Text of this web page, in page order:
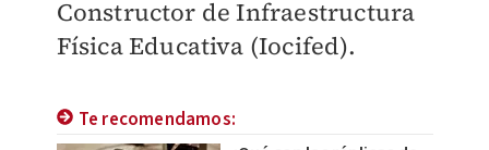
Constructor de Infraestructura
Física Educativa (Iocifed).
Te recomendamos: